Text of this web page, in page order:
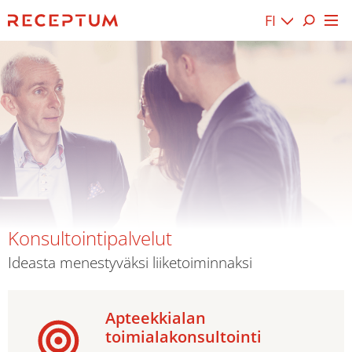
FI
Konsultointipalvelut
Ideasta menestyväksi liiketoiminnaksi
Apteekkialan
toimialakonsultointi